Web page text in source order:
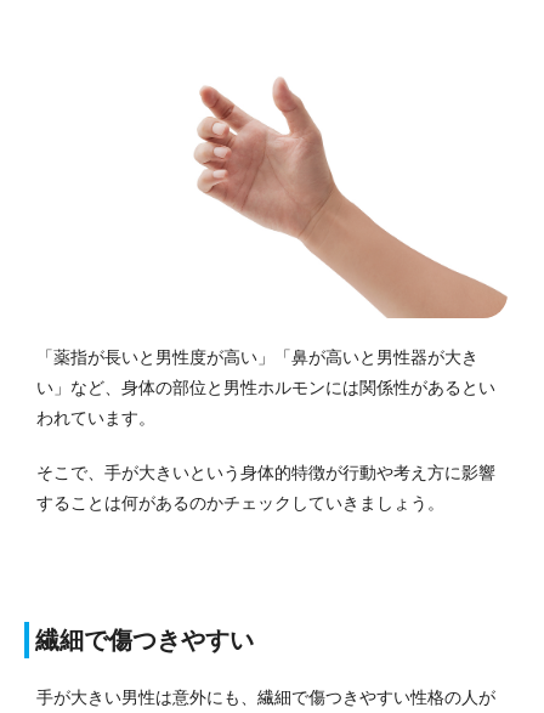
「薬指が長いと男性度が高い」「鼻が高いと男性器が大き
い」など、身体の部位と男性ホルモンには関係性があるとい
われています。
そこで、手が大きいという身体的特徴が行動や考え方に影響
することは何があるのかチェックしていきましょう。
繊細で傷つきやすい
手が大きい男性は意外にも、繊細で傷つきやすい性格の人が